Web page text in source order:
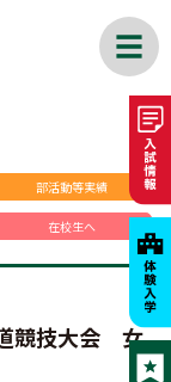
部活動等実績
在校生へ
競技大会 女